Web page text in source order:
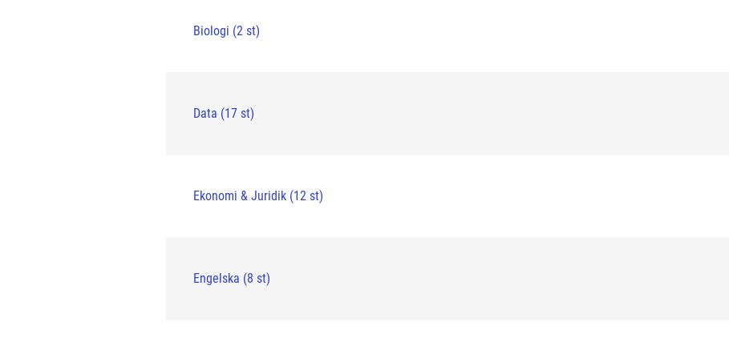
Biologi (2 st)
Data (17 st)
Ekonomi & Juridik (12 st)
Engelska (8 st)